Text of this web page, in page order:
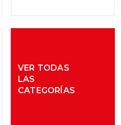
VER TODAS
LAS
CATEGORÍAS